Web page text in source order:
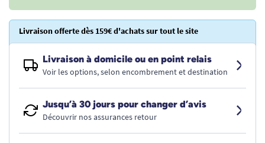
Livraison offerte dès 159€ d'achats sur tout le site
Livraison à domicile ou en point relais
Voir les options, selon encombrement et destination
Jusqu’à 30 jours pour changer d’avis
Découvrir nos assurances retour